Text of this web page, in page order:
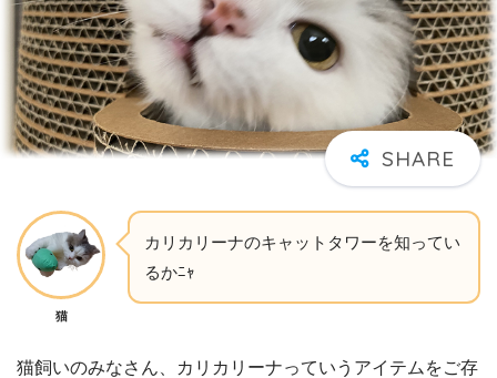
猫
カリカリーナのキャットタワーを知ってい
るかﾆｬ
猫飼いのみなさん、カリカリーナっていうアイテムをご存